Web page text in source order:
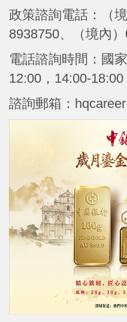
政策諮詢電話：（
8938750、（境內
電話諮詢時間：國
12:00，14:00-18:00
諮詢郵箱：